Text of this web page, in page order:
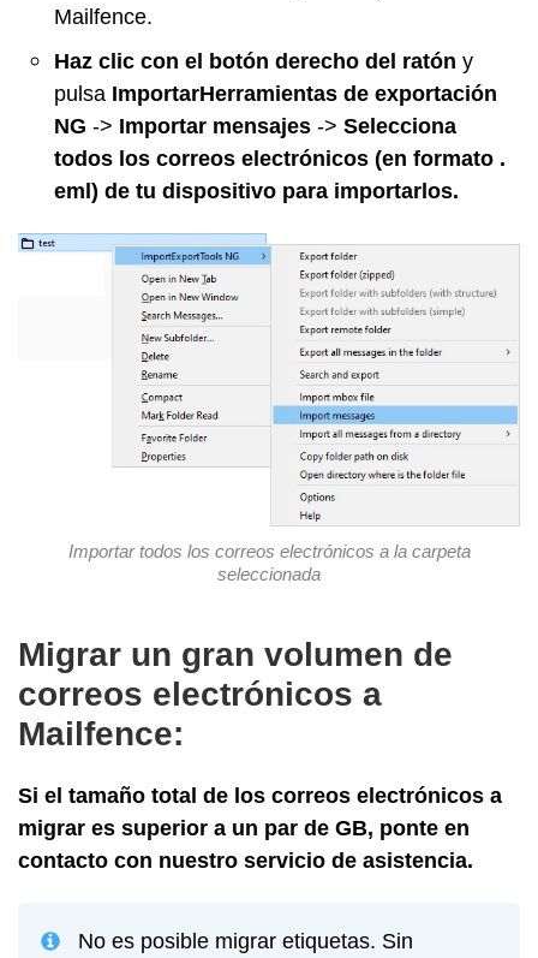
Mailfence.
Haz clic con el botón derecho del ratón y
pulsa ImportarHerramientas de exportación
NG -> Importar mensajes -> Selecciona
todos los correos electrónicos (en formato .
eml) de tu dispositivo para importarlos.
Importar todos los correos electrónicos a lacarpeta
seleccionada
Migrar un gran volumen de
correos electrónicos a
Mailfence:
Si el tamaño total de los correos electrónicos a
migrar es superior a un par de GB, ponte en
contacto con nuestro servicio de asistencia.
No es posible migrar etiquetas. Sin